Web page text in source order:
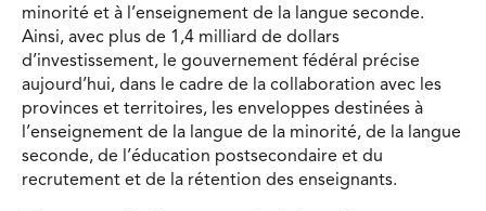
minorité et à l’enseignement de la langue seconde.
Ainsi, avec plus de 1,4 milliard de dollars
d’investissement, le gouvernement fédéral précise
aujourd’hui, dans le cadre de la collaboration avec les
provinces et territoires, les enveloppes destinées à
l’enseignement de la langue de la minorité, de la langue
seconde, de l’éducation postsecondaire et du
recrutement et de la rétention des enseignants.